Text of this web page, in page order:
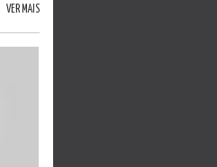
VER MAIS